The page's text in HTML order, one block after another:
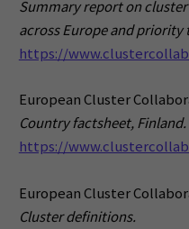
Summary report on
across Europe and
https://
European Cluster
Country factsheet, Finland.
https://
European Cluster
Cluster definitions.